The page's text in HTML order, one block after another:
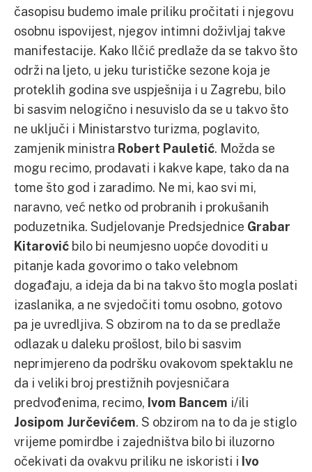
časopisu budemo imale priliku pročitati i njegovu
osobnu ispovijest, njegov intimni doživljaj takve
manifestacije. Kako Ilčić predlaže da se takvo što
održi na ljeto, u jeku turističke sezone koja je
proteklih godina sve uspješnija i u Zagrebu, bilo
bi sasvim nelogično i nesuvislo da se u takvo što
ne uključi i Ministarstvo turizma, poglavito,
zamjenik ministra Robert Pauletić. Možda se
mogu recimo, prodavati i kakve kape, tako da na
tome što god i zaradimo. Ne mi, kao svi mi,
naravno, već netko od probranih i prokušanih
poduzetnika. Sudjelovanje Predsjednice Grabar
Kitarović bilo bi neumjesno uopće dovoditi u
pitanje kada govorimo o tako velebnom
događaju, a ideja da bi na takvo što mogla poslati
izaslanika, a ne svjedočiti tomu osobno, gotovo
pa je uvredljiva. S obzirom na to da se predlaže
odlazak u daleku prošlost, bilo bi sasvim
neprimjereno da podršku ovakovom spektaklu ne
da i veliki broj prestižnih povjesničara
predvođenima, recimo, Ivom Bancem i/ili
Josipom Jurčevićem. S obzirom na to da je stiglo
vrijeme pomirdbe i zajedništva bilo bi iluzorno
očekivati da ovakvu priliku ne iskoristi i Ivo